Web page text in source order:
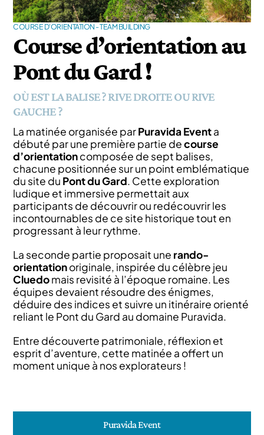
COURSE D'ORIENTATION - TEAM BUILDING
Course d’orientation au
Pont du Gard !
OÙ EST LA BALISE ? RIVE DROITE OU RIVE
GAUCHE ?
La matinée organisée parPuravida Eventa
débuté par une première partie decourse
d’orientationcomposée de sept balises,
chacune positionnée sur un point emblématique
du site du Pont du Gard. Cette exploration
ludique et immersive permettait aux
participants de découvrir ou redécouvrir les
incontournables de ce site historique tout en
progressant à leur rythme.
La seconde partie proposait une rando-
orientationoriginale, inspirée du célèbre jeu
Cluedomais revisité à l’époque romaine. Les
équipes devaient résoudre des énigmes,
déduire des indices et suivre un itinéraire orienté
reliant le Pont du Gard au domaine Puravida.
Entre découverte patrimoniale, réflexion et
esprit d’aventure, cette matinée a offert un
moment unique à nos explorateurs !
Puravida Event